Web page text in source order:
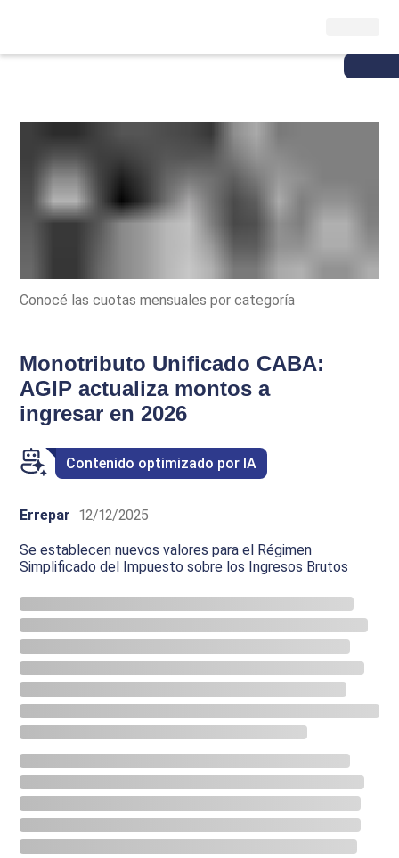
Conocé las cuotas mensuales por categoría
Monotributo Unificado CABA:
AGIP actualiza montos a
ingresar en 2026
Contenido optimizado por IA
Errepar 12/12/2025
Se establecen nuevos valores para el Régimen
Simplificado del Impuesto sobre los Ingresos Brutos